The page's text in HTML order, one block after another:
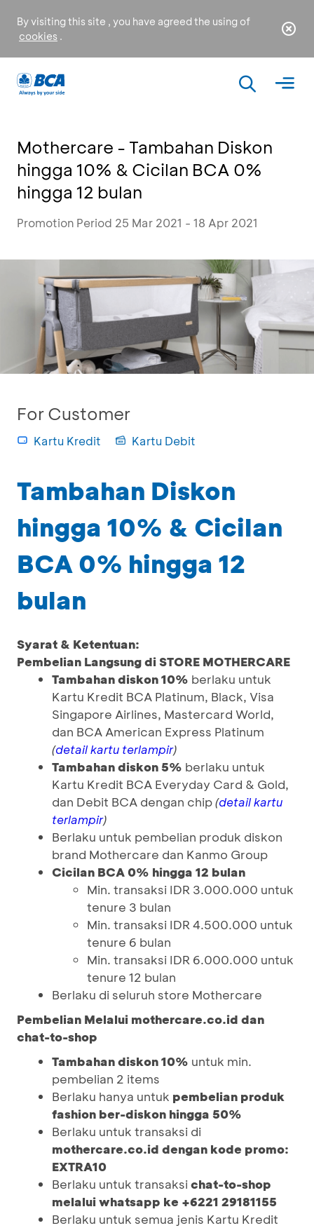
By visiting this site , you have agreed the using of
cookies .
Mothercare - Tambahan Diskon
hingga 10% & Cicilan BCA 0%
hingga 12 bulan
Promotion Period 25 Mar 2021 - 18 Apr 2021
For Customer
Kartu Kredit Kartu Debit
Tambahan Diskon
hingga 10% & Cicilan
BCA 0% hingga 12
bulan
Syarat & Ketentuan:
Pembelian Langsung di STORE MOTHERCARE
Tambahan diskon 10% berlaku untuk
Kartu Kredit BCA Platinum, Black, Visa
Singapore Airlines, Mastercard World,
dan BCA American Express Platinum
(detail kartu terlampir)
Tambahan diskon 5% berlaku untuk
Kartu Kredit BCA Everyday Card & Gold,
dan Debit BCA dengan chip(detail kartu
terlampir)
Berlaku untuk pembelian produk diskon
brand Mothercare dan Kanmo Group
Cicilan BCA 0% hingga 12 bulan
Min. transaksi IDR 3.000.000 untuk
tenure 3 bulan
Min. transaksi IDR 4.500.000 untuk
tenure 6 bulan
Min. transaksi IDR 6.000.000 untuk
tenure 12 bulan
Berlaku di seluruh store Mothercare
Pembelian Melalui mothercare.co.id dan
chat-to-shop
Tambahan diskon 10% untuk min.
pembelian 2 items
Berlaku hanya untuk pembelian produk
fashion ber-diskon hingga 50%
Berlaku untuk transaksi di
mothercare.co.id dengan kode promo:
EXTRA10
Berlaku untuk transaksichat-to-shop
melalui whatsapp ke +6221 29181155
Berlaku untuk semua jenis Kartu Kredit